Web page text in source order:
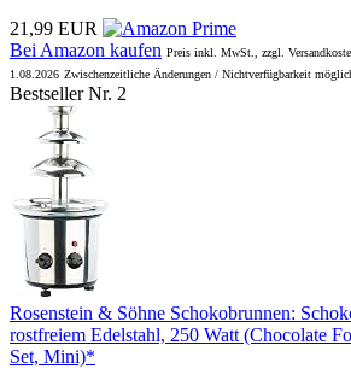
21,99 EUR
Bei Amazon kaufen Preis inkl. MwSt., zzgl.
1.08.2026 Zwischenzeitliche Änderungen / Nichtverfügbarkeit
Bestseller Nr. 2
Rosenstein & Söhne Schokobrunnen:
rostfreiem Edelstahl, 250 Watt (Chocolate
Set, Mini)*